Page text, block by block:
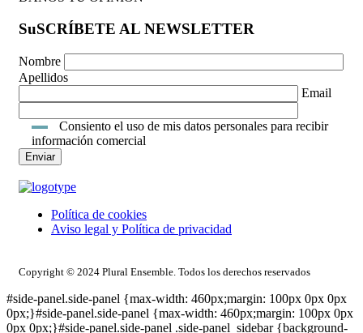
SuSCRÍBETE AL NEWSLETTER
Nombre
Apellidos
Email
Consiento el uso de mis datos personales para recibir
información comercial
Política de cookies
Aviso legal y Política de privacidad
Copyright © 2024 Plural Ensemble. Todos los derechos reservados
#side-panel.side-panel {max-width: 460px;margin: 100px 0px 0px
0px;}#side-panel.side-panel {max-width: 460px;margin: 100px 0px
0px 0px;}#side-panel.side-panel .side-panel_sidebar {background-